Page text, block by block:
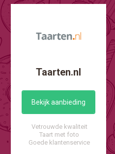
Taarten.nl
Bekijk aanbieding
Vetrouwde kwaliteit
Taart met foto
Goede klantenservice